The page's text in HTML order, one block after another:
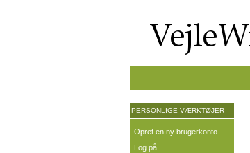
PERSONLIGE VÆRKTØJER
Opret en ny brugerkonto
Log på